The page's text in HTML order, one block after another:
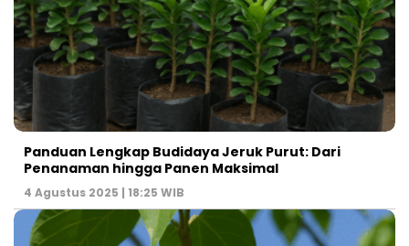
Panduan Lengkap Budidaya Jeruk Purut: Dari
Penanaman hingga Panen Maksimal
4 Agustus 2025 | 18:25 WIB